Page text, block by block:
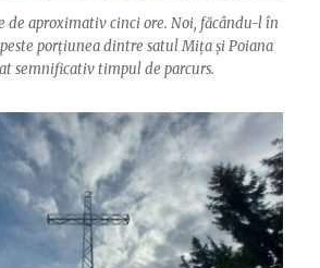
de aproximativ cinci ore. Noi, făcându-l în
porțiunea dintre satul Mița și Poiana
semnificativ timpul de parcurs.